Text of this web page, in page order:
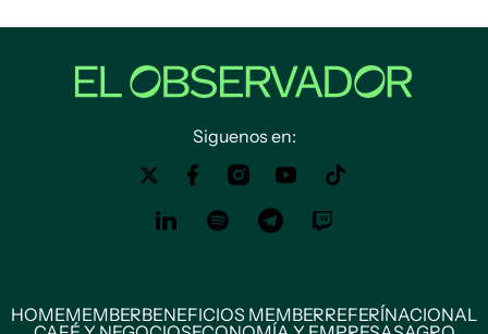
Siguenos en:
HOMEMEMBERBENEFICIOS MEMBERREFERÍNACIONAL